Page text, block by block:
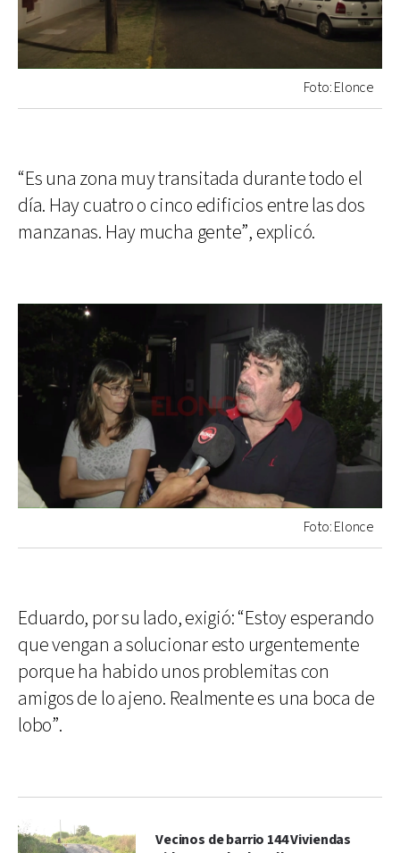
Foto: Elonce
“Es una zona muy transitada durante todo el
día. Hay cuatro o cinco edificios entre las dos
manzanas. Hay mucha gente”, explicó.
Foto: Elonce
Eduardo, por su lado, exigió: “Estoy esperando
que vengan a solucionar esto urgentemente
porque ha habido unos problemitas con
amigos de lo ajeno. Realmente es una boca de
lobo”.
Vecinos de barrio 144 Viviendas